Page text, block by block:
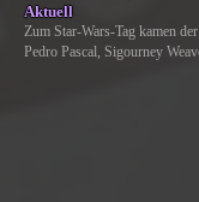
Aktuell
Zum Star-Wars-Tag kamen
Pedro Pascal, Sigourney